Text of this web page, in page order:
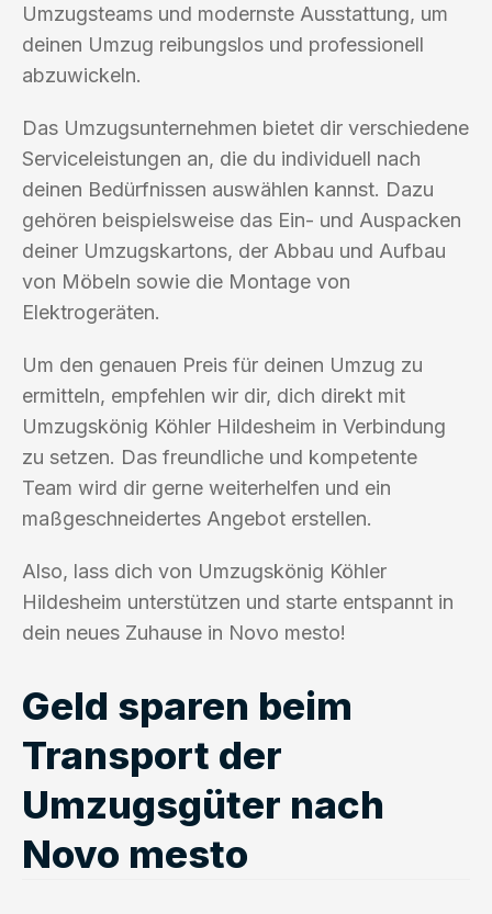
Umzugsteams und modernste Ausstattung, um
deinen Umzug reibungslos und professionell
abzuwickeln.
Das Umzugsunternehmen bietet dir verschiedene
Serviceleistungen an, die du individuell nach
deinen Bedürfnissen auswählen kannst. Dazu
gehören beispielsweise das Ein- und Auspacken
deiner Umzugskartons, der Abbau und Aufbau
von Möbeln sowie die Montage von
Elektrogeräten.
Um den genauen Preis für deinen Umzug zu
ermitteln, empfehlen wir dir, dich direkt mit
Umzugskönig Köhler Hildesheim in Verbindung
zu setzen. Das freundliche und kompetente
Team wird dir gerne weiterhelfen und ein
maßgeschneidertes Angebot erstellen.
Also, lass dich von Umzugskönig Köhler
Hildesheim unterstützen und starte entspannt in
dein neues Zuhause in Novo mesto!
Geld sparen beim
Transport der
Umzugsgüter nach
Novo mesto